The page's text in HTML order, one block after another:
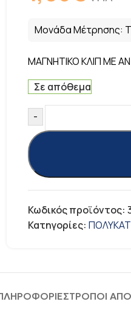
Μονάδα Μέτρησης:
ΜΑΓΝΗΤΙΚΟ ΚΛΙΠ ΜΕ
Σε απόθεμα
-
Κωδικός προϊόντος:
Κατηγορίες:
ΤΡΟΠΟΙ